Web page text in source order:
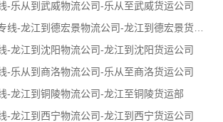
-乐从到武威物流公司-乐从至武威货运公司
龙江到德宏景物流专线-龙江到德宏景物流公司-龙江到德宏景货运公司
-龙江到沈阳物流公司-龙江到沈阳货运公司
-乐从到商洛物流公司-乐从至商洛货运公司
-龙江到铜陵物流公司-龙江至铜陵货运部
-龙江到西宁物流公司-龙江到西宁货运公司